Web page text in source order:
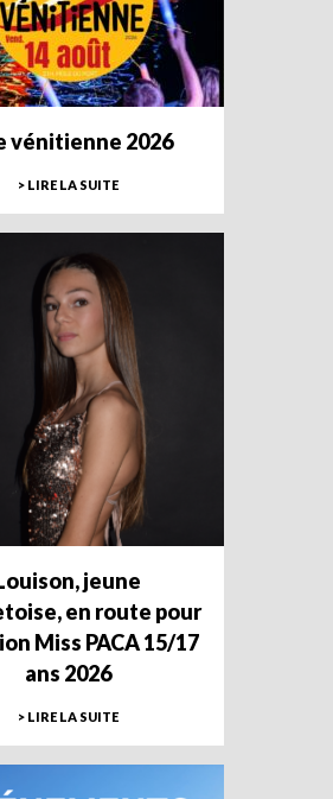
vénitienne 2026
> LIRE LA SUITE
jeune
en route pour
Miss PACA 15/17
ans 2026
> LIRE LA SUITE